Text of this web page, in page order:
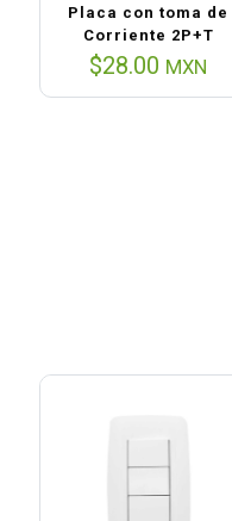
Placa con toma de
Corriente 2P+T
$28.00 MXN